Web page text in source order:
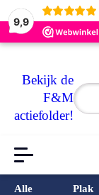
9,9
Bekijk de
F&M
actiefolder!
Alle
Plak